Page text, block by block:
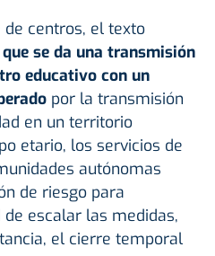
centros, el texto
se da una transmisión
educativo con un
por la transmisión
en un territorio
etario, los servicios de
autónomas
de riesgo para
escalar las medidas,
el cierre temporal